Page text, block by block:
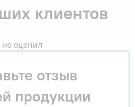
клиентов
оценил
отзыв
продукции